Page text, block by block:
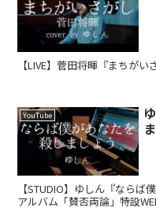
【LIVE】菅田将暉『まちが
YouTube
【STUDIO】ゆしん『ならば
アルバム「賛否両論」特設